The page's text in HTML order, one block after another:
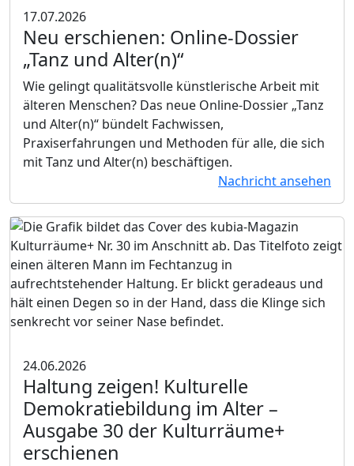
17.07.2026
Neu erschienen: Online-Dossier
„Tanz und Alter(n)“
Wie gelingt qualitätsvolle künstlerische Arbeit mit
älteren Menschen? Das neue Online-Dossier „Tanz
und Alter(n)“ bündelt Fachwissen,
Praxiserfahrungen und Methoden für alle, die sich
mit Tanz und Alter(n) beschäftigen.
Nachricht ansehen
24.06.2026
Haltung zeigen! Kulturelle
Demokratiebildung im Alter –
Ausgabe 30 der Kulturräume+
erschienen